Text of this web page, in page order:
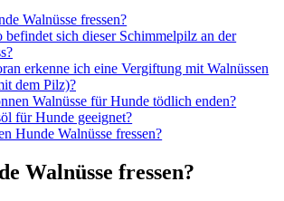
Walnüsse fressen?
befindet sich dieser Schimmelpilz an der
erkenne ich eine Vergiftung mit Walnüssen
dem Pilz)?
Walnüsse für Hunde tödlich enden?
für Hunde geeignet?
Hunde Walnüsse fressen?
Walnüsse fressen?